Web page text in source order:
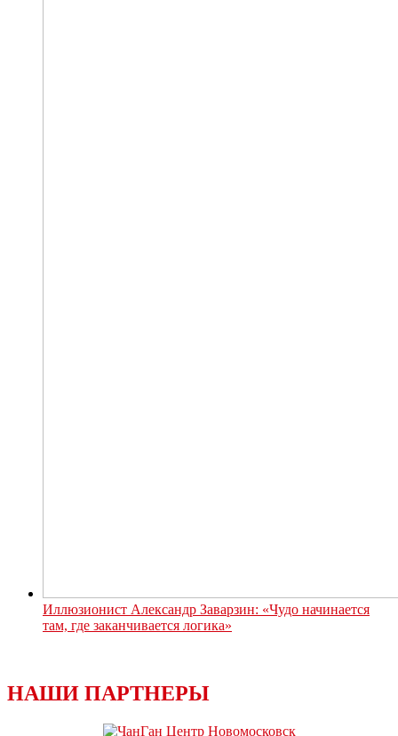
Иллюзионист Александр Заварзин: «Чудо начинается
там, где заканчивается логика»
НАШИ ПАРТНЕРЫ